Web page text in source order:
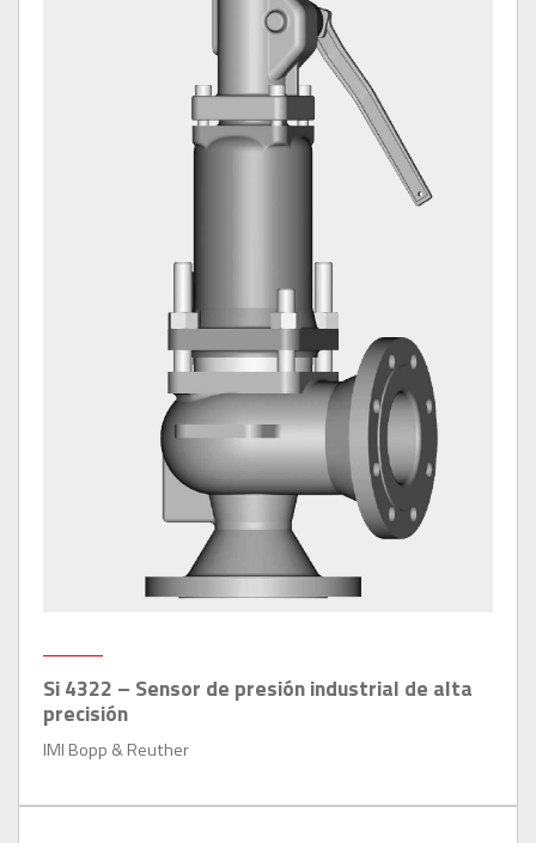
Si 4322 – Sensor de presión industrial de alta
precisión
IMI Bopp & Reuther